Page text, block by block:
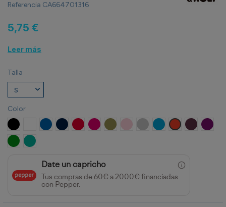
Referencia CA664701316
5,75 €
Leer más
Talla
Color
NEGRO BLANCOROYAL MARINOROJO ROSETONVERDE MILITAR
ROSA CLARO
GRIS VIGORE
TURQUESANARANJA FUEGO
ROJO
VERDE TROPICAL
JADE
Date un capricho
Tus compras de 60€ a 2000€ financiadas
con Pepper.